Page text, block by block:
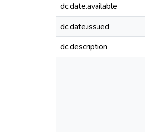
dc.date.available
dc.date.issued
dc.description